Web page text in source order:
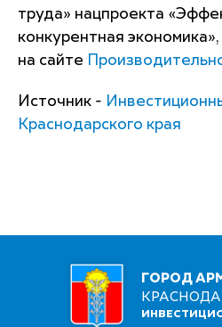
труда» нацпроекта
конкурентная
на сайте
Источник -
Краснодарского края
ГОРОД